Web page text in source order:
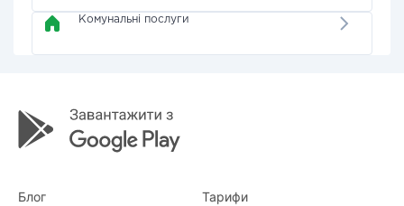
Комунальні послуги
Блог Тарифи